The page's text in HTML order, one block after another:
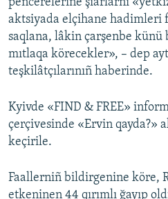
QOŞULIÑIZ!
aktsiyada elçihane hadimleri
saqlana, lâkin çarşenbe künü
mıtlaqa körecekler», – dep
teşkilâtçılarınıñ haberinde.
Kyivde «FIND & FREE»
çerçivesinde «Ervin qayda?»
keçirile.
Faallerniñ bildirgenine köre,
etkeninen 44 qırımlı ğayıp